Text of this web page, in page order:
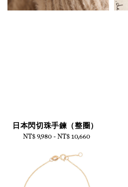
日本閃切珠手鍊（整圈）
Regular
NT$ 9,980-NT$ 10,660